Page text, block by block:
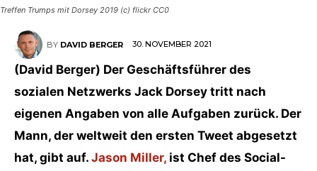
Treffen Trumps mit Dorsey 2019 (c) flickr CC0
BY DAVID BERGER 30. NOVEMBER 2021
(David Berger) Der Geschäftsführer des
sozialen Netzwerks Jack Dorsey tritt nach
eigenen Angaben von alle Aufgaben zurück. Der
Mann, der weltweit den ersten Tweet abgesetzt
hat, gibt auf. Jason Miller, ist Chef des Social-